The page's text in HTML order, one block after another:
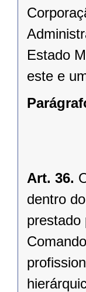
Estado
este e
Art. 36.
dentro
prestado